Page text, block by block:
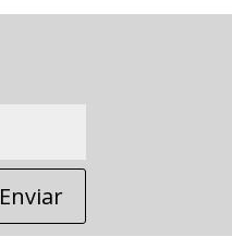
Enviar